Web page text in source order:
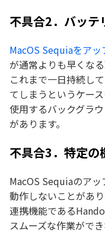
不具合2．バッテ
MacOS Sequiaをアッ
が通常よりも早くな
これまで一日持続し
てしまうというケー
使用するバックグラ
があります。
不具合3．特定の
MacOS Sequiaのア
動作しないことがあ
連携機能である
スムーズな作業がで